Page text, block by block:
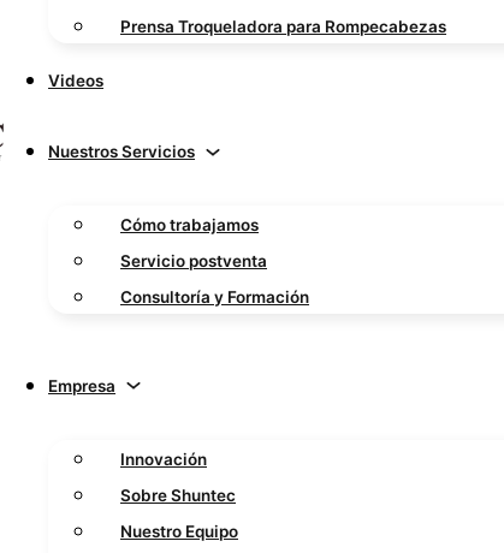
Prensa Troqueladora para Rompecabezas
Videos
Nuestros Servicios
Cómo trabajamos
Servicio postventa
Consultoría y Formación
Empresa
Innovación
Sobre Shuntec
Nuestro Equipo